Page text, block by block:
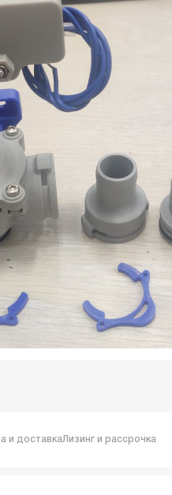
и доставкаЛизинг и рассрочка